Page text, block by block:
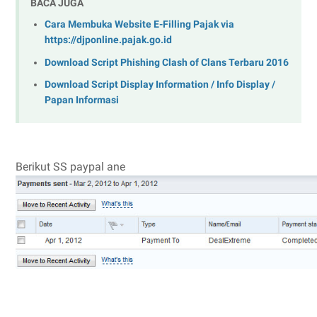
BACA JUGA
Cara Membuka Website E-Filling Pajak via
https://djponline.pajak.go.id
Download Script Phishing Clash of Clans Terbaru 2016
Download Script Display Information / Info Display /
Papan Informasi
Berikut SS paypal ane